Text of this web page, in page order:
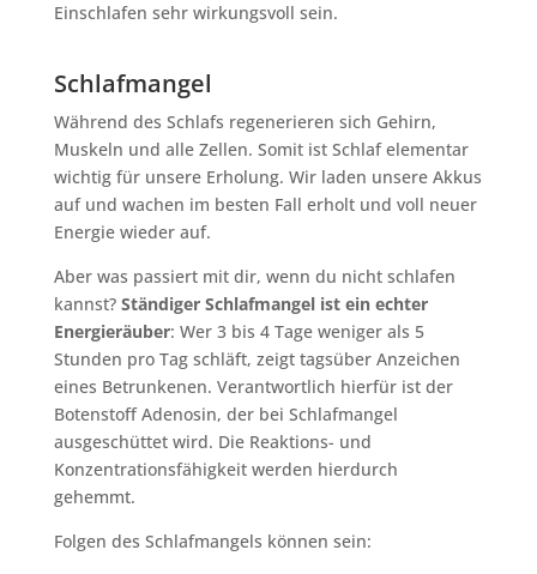
Einschlafen sehr wirkungsvoll sein.
Schlafmangel
Während des Schlafs regenerieren sich Gehirn,
Muskeln und alle Zellen. Somit ist Schlaf elementar
wichtig für unsere Erholung. Wir laden unsere Akkus
auf und wachen im besten Fall erholt und voll neuer
Energie wieder auf.
Aber was passiert mit dir, wenn du nicht schlafen
kannst? Ständiger Schlafmangel ist ein echter
Energieräuber: Wer 3 bis 4 Tage weniger als 5
Stunden pro Tag schläft, zeigt tagsüber Anzeichen
eines Betrunkenen. Verantwortlich hierfür ist der
Botenstoff Adenosin, der bei Schlafmangel
ausgeschüttet wird. Die Reaktions- und
Konzentrationsfähigkeit werden hierdurch
gehemmt.
Folgen des Schlafmangels können sein: